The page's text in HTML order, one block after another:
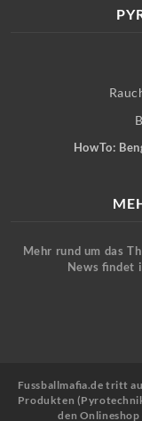
HowTo:
Mehr rund um das
News findet
Fussballmafia.de tritt
Produkten
den